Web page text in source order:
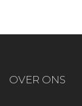
OVER ONS